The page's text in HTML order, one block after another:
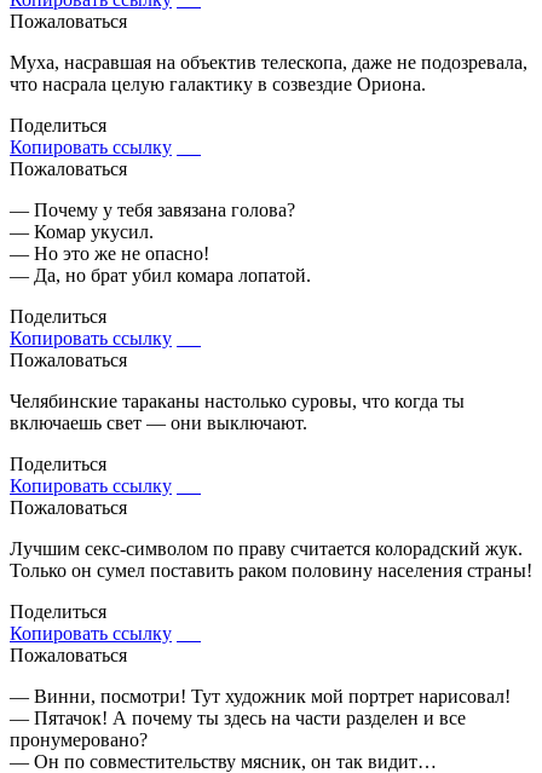
Пожаловаться
Муха, насравшая на объектив телескопа, даже не подозревала,
что насрала целую галактику в созвездие Ориона.
Поделиться
Копировать ссылку
Пожаловаться
— Почему у тебя завязана голова?
— Комар укусил.
— Но это же не опасно!
— Да, но брат убил комара лопатой.
Поделиться
Копировать ссылку
Пожаловаться
Челябинские тараканы настолько суровы, что когда ты
включаешь свет — они выключают.
Поделиться
Копировать ссылку
Пожаловаться
Лучшим секс-символом по праву считается колорадский жук.
Только он сумел поставить раком половину населения страны!
Поделиться
Копировать ссылку
Пожаловаться
— Винни, посмотри! Тут художник мой портрет нарисовал!
— Пятачок! А почему ты здесь на части разделен и все
пронумеровано?
— Он по совместительству мясник, он так видит…